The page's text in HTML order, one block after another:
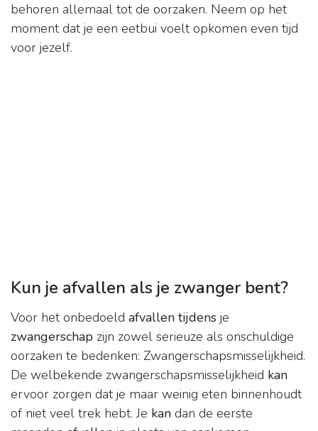
behoren allemaal tot de oorzaken. Neem op het
moment dat je een eetbui voelt opkomen even tijd
voor jezelf.
Kun je afvallen als je zwanger bent?
Voor het onbedoeld afvallen tijdens je
zwangerschap zijn zowel serieuze als onschuldige
oorzaken te bedenken: Zwangerschapsmisselijkheid.
De welbekende zwangerschapsmisselijkheid kan
ervoor zorgen dat je maar weinig eten binnenhoudt
of niet veel trek hebt. Je kan dan de eerste